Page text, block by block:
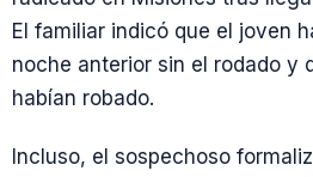
El familiar indicó que el joven
noche anterior sin el rodado y
habían robado.
Incluso, el sospechoso